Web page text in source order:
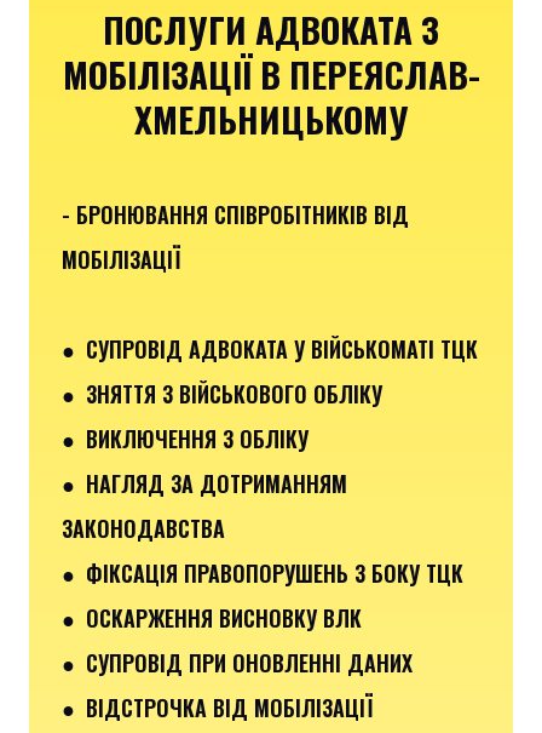
ПОСЛУГИ АДВОКАТА З
МОБІЛІЗАЦІЇ В ПЕРЕЯСЛАВ-
ХМЕЛЬНИЦЬКОМУ
- БРОНЮВАННЯ СПІВРОБІТНИКІВ ВІД
МОБІЛІЗАЦІЇ
● СУПРОВІД АДВОКАТА У ВІЙСЬКОМАТІ ТЦК
● ЗНЯТТЯ З ВІЙСЬКОВОГО ОБЛІКУ
● ВИКЛЮЧЕННЯ З ОБЛІКУ
● НАГЛЯД ЗА ДОТРИМАННЯМ
ЗАКОНОДАВСТВА
● ФІКСАЦІЯ ПРАВОПОРУШЕНЬ З БОКУ ТЦК
● ОСКАРЖЕННЯ ВИСНОВКУ ВЛК
● СУПРОВІД ПРИ ОНОВЛЕННІ ДАНИХ
● ВІДСТРОЧКА ВІД МОБІЛІЗАЦІЇ